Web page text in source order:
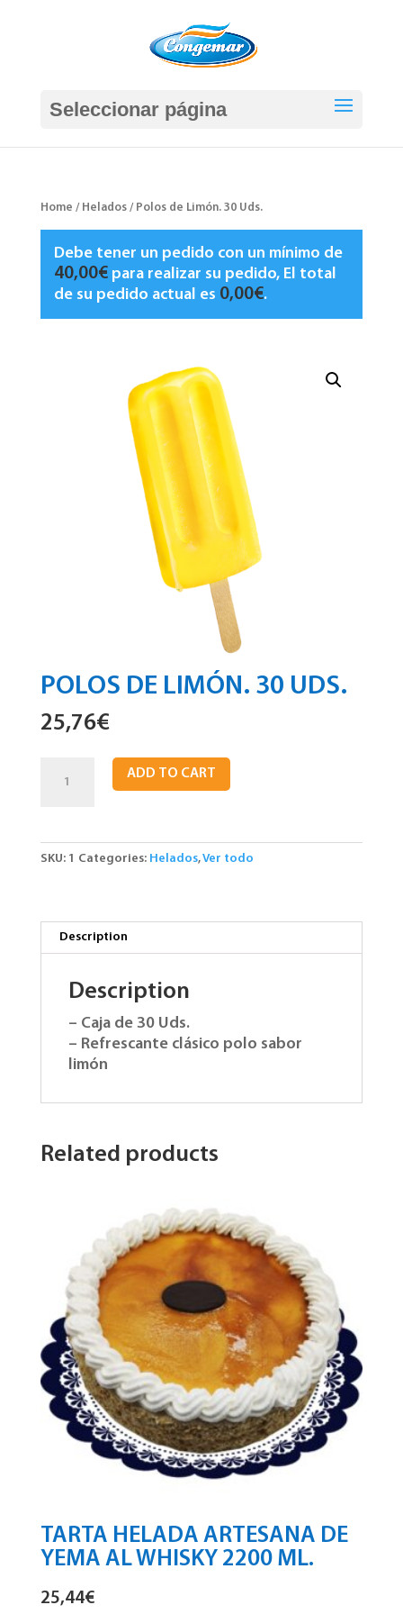
Seleccionar página
Home / Helados/ Polos de Limón. 30 Uds.
Debe tener un pedido con un mínimo de
40,00€para realizar su pedido, El total
de su pedido actual es 0,00€.
POLOS DE LIMÓN. 30 UDS.
25,76€
ADD TO CART
SKU: 1 Categories: Helados,Ver todo
Description
Description
– Caja de 30 Uds.
– Refrescante clásico polo sabor
limón
Related products
TARTA HELADA ARTESANA DE
YEMA AL WHISKY 2200 ML.
25,44€